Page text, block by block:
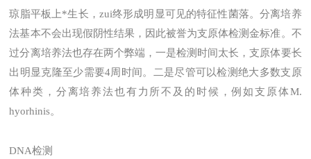
琼脂平板上*生长，zui终形成明显可见的特征性菌落。分离培养
法基本不会出现假阴性结果，因此被誉为支原体检测金标准。不
过分离培养法也存在两个弊端，一是检测时间太长，支原体要长
出明显克隆至少需要4周时间。二是尽管可以检测绝大多数支原
体种类，分离培养法也有力所不及的时候，例如支原体M.
hyorhinis。
DNA检测